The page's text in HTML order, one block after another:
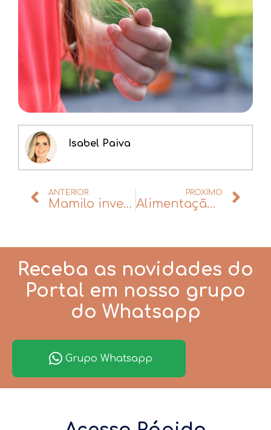
Isabel Paiva
ANTERIOR
Mamilo invertido: definição, causas e opções de tratamento
PRÓXIMO
Alimentação do bebê de 9 a 12 meses: dicas e receitas.
Receba as novidades do
Portal em nosso grupo
do Whatsapp
Grupo Whatsapp